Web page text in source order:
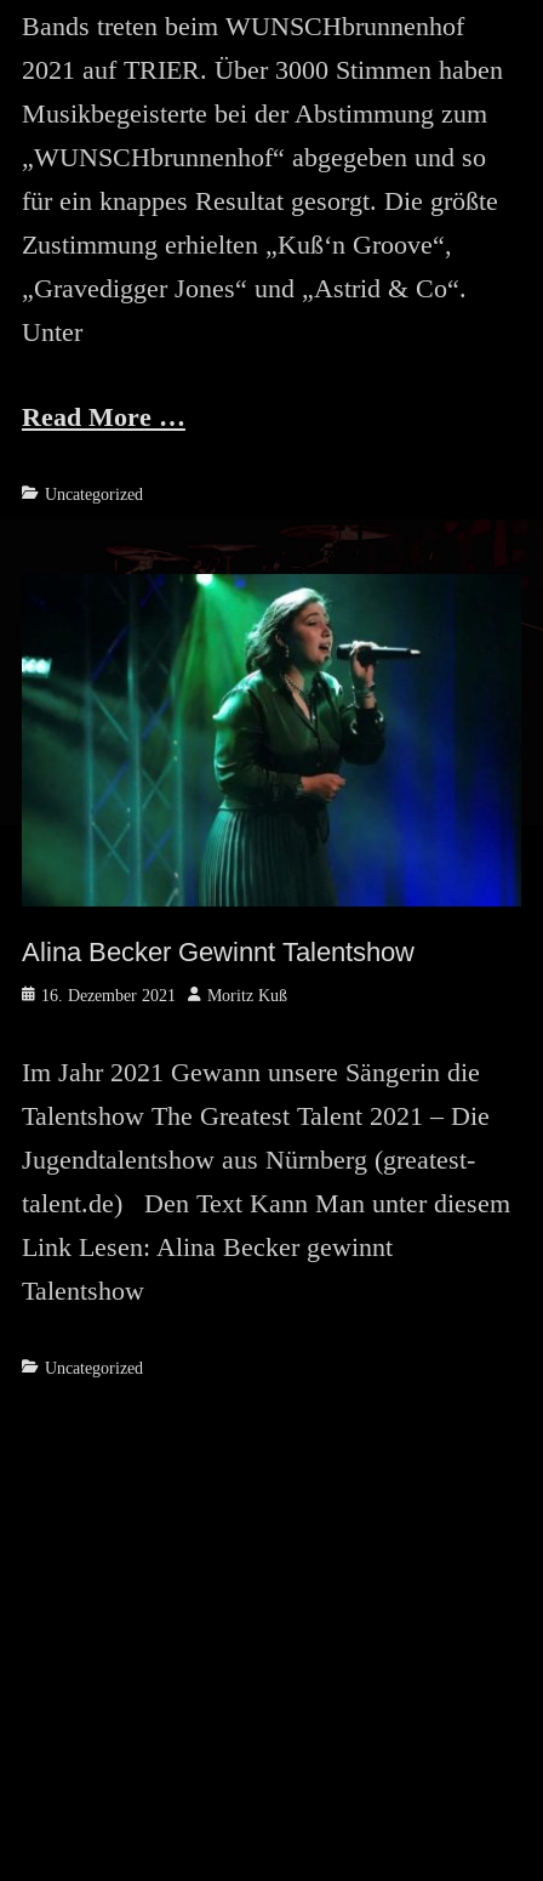
Bands treten beim WUNSCHbrunnenhof
2021 auf TRIER. Über 3000 Stimmen haben
Musikbegeisterte bei der Abstimmung zum
„WUNSCHbrunnenhof“ abgegeben und so
für ein knappes Resultat gesorgt. Die größte
Zustimmung erhielten „Kuß‘n Groove“,
„Gravedigger Jones“ und „Astrid & Co“.
Unter
Read More …
Categories
Uncategorized
Alina Becker Gewinnt Talentshow
Posted16. Dezember 2021 Author
Moritz Kuß
Im Jahr 2021 Gewann unsere Sängerin die
Talentshow The Greatest Talent 2021 – Die
Jugendtalentshow aus Nürnberg (greatest-
talent.de) Den Text Kann Man unter diesem
Link Lesen: Alina Becker gewinnt
Talentshow
Categories
Uncategorized